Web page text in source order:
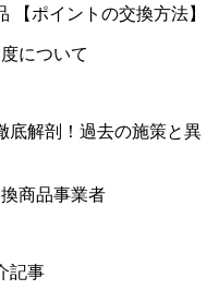
【ポイントの交換方法】
について
底解剖！過去の施策と異
商品事業者
記事